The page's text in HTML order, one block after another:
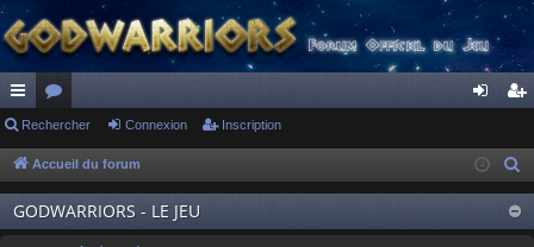
ac
co
ur
ci
or
u
m
s
ne
xi
on
cri
pti
on
Rechercher Connexion Inscription
Accueil du forum
GODWARRIORS - LE JEU